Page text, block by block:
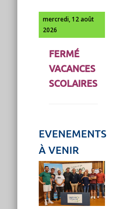
mercredi, 12 août
2026
FERMÉ
VACANCES
SCOLAIRES
EVENEMENTS
À VENIR